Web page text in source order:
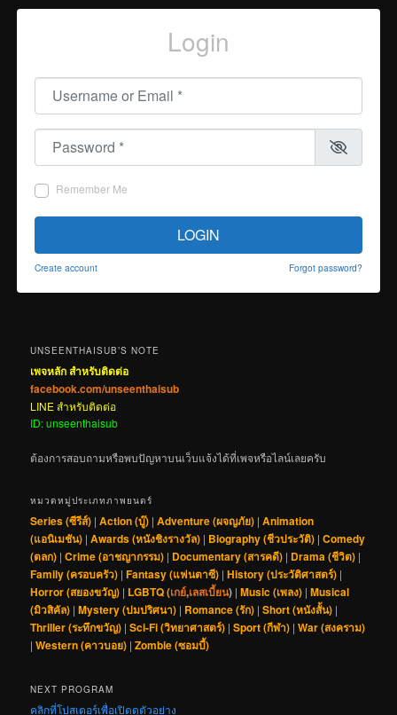
Login
Username or Email
Password
Remember Me
LOGIN
Create account Forgot password?
UNSEENTHAISUB’S NOTE
เพจหลัก สำหรับติดต่อ
facebook.com/unseenthaisub
LINE สำหรับติดต่อ
ID: unseenthaisub
ต้องการสอบถามหรือพบปัญหาบนเว็บแจ้งได้ที่เพจหรือไลน์เลยครับ
หมวดหมู่ประเภทภาพยนตร์
Series (ซีรีส์) |Action (บู๊) |Adventure (ผจญภัย) |Animation
(แอนิเมชัน) |Awards (หนังชิงรางวัล) | Biography (ชีวประวัติ) |Comedy
(ตลก) |Crime (อาชญากรรม) | Documentary (สารคดี) | Drama (ชีวิต) |
Family (ครอบครัว) |Fantasy (แฟนตาซี) |History (ประวัติศาสตร์) |
Horror (สยองขวัญ) | LGBTQ (เกย์,เลสเบี้ยน) |Music (เพลง) |Musical
(มิวสิคัล) |Mystery (ปมปริศนา) | Romance (รัก) |Short (หนังสั้น) |
Thriller (ระทึกขวัญ) |Sci-Fi (วิทยาศาสตร์) |Sport (กีฬา) |War (สงคราม)
|Western (คาวบอย) |Zombie (ซอมบี้)
NEXT PROGRAM
คลิกที่โปสเตอร์เพื่อเปิดดูตัวอย่าง